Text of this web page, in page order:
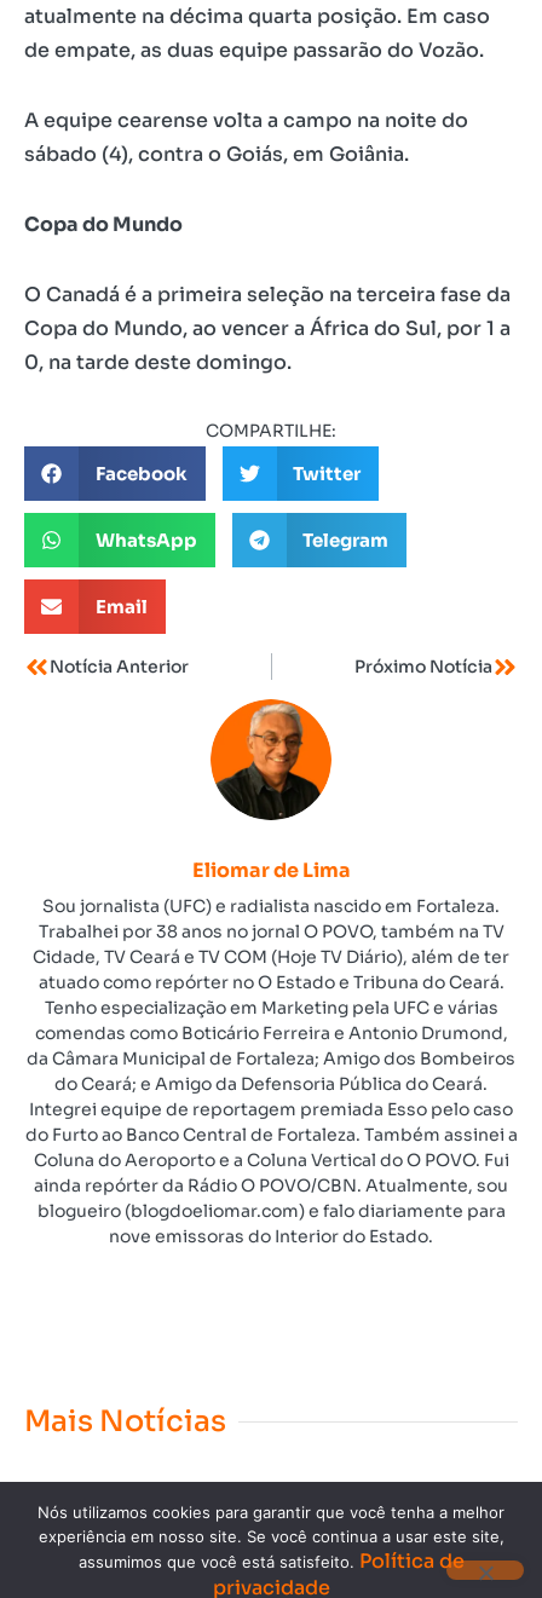
atualmente na décima quarta posição. Em caso
de empate, as duas equipe passarão do Vozão.
A equipe cearense volta a campo na noite do
sábado (4), contra o Goiás, em Goiânia.
Copa do Mundo
O Canadá é a primeira seleção na terceira fase da
Copa do Mundo, ao vencer a África do Sul, por 1 a
0, na tarde deste domingo.
COMPARTILHE:
Facebook Twitter
WhatsApp Telegram
Email
Notícia Anterior Próximo Notícia
Eliomar de Lima
Sou jornalista (UFC) e radialista nascido em Fortaleza.
Trabalhei por 38 anos no jornal O POVO, também na TV
Cidade, TV Ceará e TV COM (Hoje TV Diário), além de ter
atuado como repórter no O Estado e Tribuna do Ceará.
Tenho especialização em Marketing pela UFC e várias
comendas como Boticário Ferreira e Antonio Drumond,
da Câmara Municipal de Fortaleza; Amigo dos Bombeiros
do Ceará; e Amigo da Defensoria Pública do Ceará.
Integrei equipe de reportagem premiada Esso pelo caso
do Furto ao Banco Central de Fortaleza. Também assinei a
Coluna do Aeroporto e a Coluna Vertical do O POVO. Fui
ainda repórter da Rádio O POVO/CBN. Atualmente, sou
blogueiro (blogdoeliomar.com) e falo diariamente para
nove emissoras do Interior do Estado.
Mais Notícias
Nós utilizamos cookies para garantir que você tenha a melhor
experiência em nosso site. Se você continua a usar este site,
assumimos que você está satisfeito. Política de
privacidade